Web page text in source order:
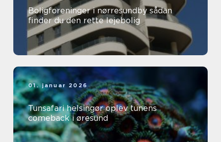
Boligforeninger i nørresundby sådan
finder du den rette lejebolig
01. januar 2026
Tunsafari helsingør oplev tunens
comeback i øresund